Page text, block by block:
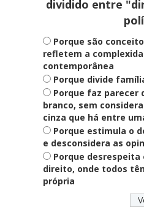
Saúde
saúde
Digital
Definido
PT
Gerais
Educação
Fies:
terça
dividido entre
Porque são
refletem a
contemporânea
Porque divide
Porque faz parecer
branco, sem
cinza que há entre
Porque estimula o
e desconsidera as
Porque
direito, onde todos
própria